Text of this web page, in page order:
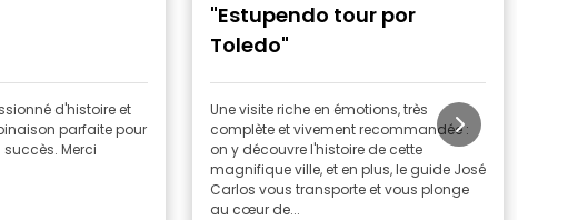
d'histoire et
parfaite pour
que la visite soit un succès. Merci
"Estupendo tour por
Toledo"
Une visite riche en émotions, très
complète et vivement recommandée :
on y découvre l'histoire de cette
magnifique ville, et en plus, le guide José
Carlos vous transporte et vous plonge
au cœur de...